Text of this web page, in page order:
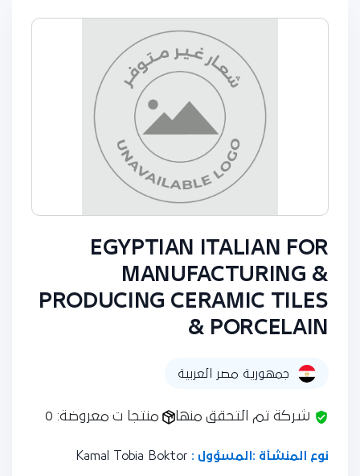
EGYPTIAN ITALIAN FOR
MANUFACTURING &
PRODUCING CERAMIC TILES
& PORCELAIN
جمهورية مصر العربية
شركة تم التحقق منها منتجا ت معروضة: 0
نوع المنشأة : المسؤول :